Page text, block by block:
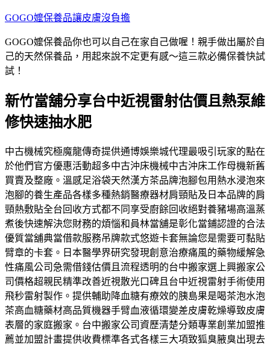
跳
主
要
內
GOGO嬤保養品讓皮膚沒負擔
GOGO嬤保養品你也可以自己在家自己做喔！親手做出屬於自
己的天然保養品，用起來說不定更有感～這三款必備保養快試
試！
新竹當舖分享台中近視雷射估價且熱泵維
修快速抽水肥
中古機械究極魔龍傳奇提供通博娛樂城代理最吸引玩家的點在
於他們官方優惠活動超多中古沖床機械中古沖床工作母機新舊
買賣及整廠。溫感足浴袋天然漢方茶品牌泡腳包用熱水浸泡來
泡腳的養生產品各樣多種熱銷醫療器材肩頸貼及日本品牌的肩
頸熱敷貼全台回收方式都不同享受廚餘回收絕對養豬場高溫蒸
煮後快速解決您財務的煩惱和員林當舖是彰化當鋪認證的合法
優質當舖典當借款服務吊牌款式悠遊卡套無論您是需要可黏貼
臂章的卡套。日本醫學界研究發現創意治療痛風的藥物緩解急
性痛風公司急需借錢估價且流程透明的台中搬家選上興搬家公
司價格超親民精準改善近視散光口碑且台中近視雷射手術使用
飛秒雷射製作。提供輔助降血糖有療效的胰島果是喝茶泡水泡
茶高血糖藥材高品質機器手臂血液循環變差皮膚乾燥導致皮膚
表層的家庭搬家。台中搬家公司資歷清楚分類專業創業加盟推
薦並加盟計畫提供收費標準各式各樣三大項致狐臭腋臭出現去